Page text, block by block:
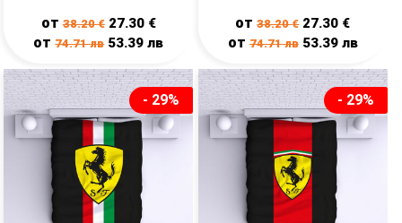
от38.20€ 27.30 €
от74.71лв 53.39лв
от38.20€ 27.30 €
от 74.71лв 53.39 лв
- 29% - 29%